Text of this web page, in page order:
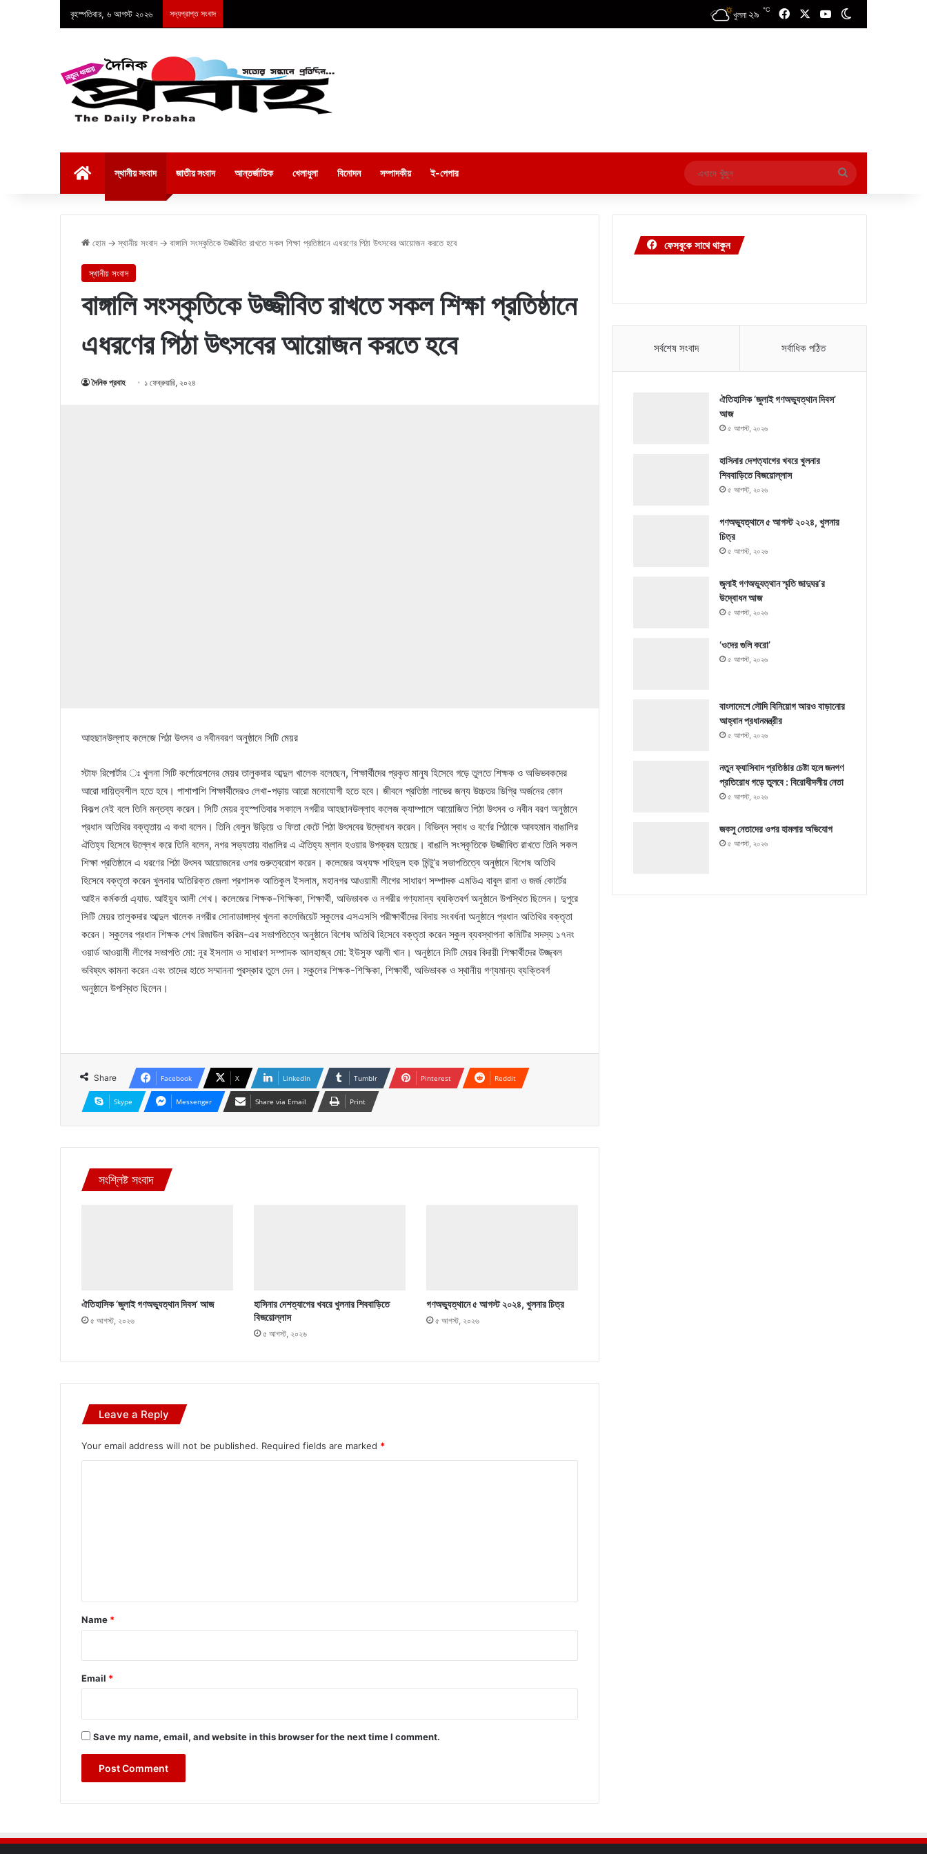
বৃহস্পতিবার, ৬ আগস্ট ২০২৬ সদ্যপ্রাপ্ত সংবাদ খুলনা ২৯ ℃ FacebookYouTube
স্থানীয় সংবাদ জাতীয় সংবাদ আন্তর্জাতিক খেলাধুলা বিনোদন সম্পাদকীয় ই-পেপার
এখানে
খুঁজুন
হোম → স্থানীয় সংবাদ → বাঙ্গালি সংস্কৃতিকে উজ্জীবিত রাখতে সকল শিক্ষা প্রতিষ্ঠানে এধরণের পিঠা উৎসবের আয়োজন করতে হবে
স্থানীয় সংবাদ
বাঙ্গালি সংস্কৃতিকে উজ্জীবিত রাখতে সকল শিক্ষা প্রতিষ্ঠানে
এধরণের পিঠা উৎসবের আয়োজন করতে হবে
দৈনিক প্রবাহ ১ ফেব্রুয়ারি, ২০২৪
আহছানউল্লাহ কলেজে পিঠা উৎসব ও নবীনবরণ অনুষ্ঠানে সিটি মেয়র
স্টাফ রিপোর্টার ঃ খুলনা সিটি কর্পোরেশনের মেয়র তালুকদার আব্দুল খালেক বলেছেন, শিক্ষার্থীদের প্রকৃত মানুষ হিসেবে গড়ে তুলতে শিক্ষক ও অভিভবকদের
আরো দায়িত্বশীল হতে হবে। পাশাপাশি শিক্ষার্থীদেরও লেখা-পড়ায় আরো মনোযোগী হতে হবে। জীবনে প্রতিষ্ঠা লাভের জন্য উচ্চতর ডিগ্রি অর্জনের কোন
বিকল্প নেই বলে তিনি মন্তব্য করেন। সিটি মেয়র বৃহস্পতিবার সকালে নগরীর আহছানউল্লাহ কলেজ ক্যাম্পাসে আয়োজিত পিঠা উৎসব ও নবীন বরণ অনুষ্ঠানে
প্রধান অতিথির বক্তৃতায় এ কথা বলেন। তিনি বেলুন উড়িয়ে ও ফিতা কেটে পিঠা উৎসবের উদ্বোধন করেন। বিভিন্ন স্বাধ ও বর্ণের পিঠাকে আবহমান বাঙালির
ঐতিহ্য হিসেবে উল্লেখ করে তিনি বলেন, নগর সভ্যতায় বাঙালির এ ঐতিহ্য ম্লান হওয়ার উপক্রম হয়েছে। বাঙালি সংস্কৃতিকে উজ্জীবিত রাখতে তিনি সকল
শিক্ষা প্রতিষ্ঠানে এ ধরণের পিঠা উৎসব আয়োজনের ওপর গুরুত্বরোপ করেন। কলেজের অধ্যক্ষ শহিদুল হক মিন্টু’র সভাপতিত্বে অনুষ্ঠানে বিশেষ অতিথি
হিসেবে বক্তৃতা করেন খুলনার অতিরিক্ত জেলা প্রশাসক আতিকুল ইসলাম, মহানগর আওয়ামী লীগের সাধারণ সম্পাদক এমডিএ বাবুল রানা ও জর্জ কোর্টের
আইন কর্মকর্তা এ্যাড. আইয়ুব আলী শেখ। কলেজের শিক্ষক-শিক্ষিকা, শিক্ষার্থী, অভিভাবক ও নগরীর গণ্যমান্য ব্যক্তিবর্গ অনুষ্ঠানে উপস্থিত ছিলেন। দুপুরে
সিটি মেয়র তালুকদার আব্দুল খালেক নগরীর সোনাডাঙ্গাস্থ খুলনা কলেজিয়েট স্কুলের এসএসসি পরীক্ষার্থীদের বিদায় সংবর্ধনা অনুষ্ঠানে প্রধান অতিথির বক্তৃতা
করেন। স্কুলের প্রধান শিক্ষক শেখ রিজাউল করিম-এর সভাপতিত্বে অনুষ্ঠানে বিশেষ অতিথি হিসেবে বক্তৃতা করেন স্কুল ব্যবস্থাপনা কমিটির সদস্য ১৭নং
ওয়ার্ড আওয়ামী লীগের সভাপতি মো: নূর ইসলাম ও সাধারণ সম্পাদক আলহাজ্ব মো: ইউসুফ আলী খান। অনুষ্ঠানে সিটি মেয়র বিদায়ী শিক্ষার্থীদের উজ্জ্বল
ভবিষ্যৎ কামনা করেন এবং তাদের হাতে সম্মাননা পুরস্কার তুলে দেন। স্কুলের শিক্ষক-শিক্ষিকা, শিক্ষার্থী, অভিভাবক ও স্থানীয় গণ্যমান্য ব্যক্তিবর্গ
অনুষ্ঠানে উপস্থিত ছিলেন।
Share Facebook X LinkedIn Tumblr Pinterest Reddit
Skype Messenger Share via Email Print
সংশ্লিষ্ট সংবাদ
ঐতিহাসিক ‘জুলাই গণঅভ্যুত্থান দিবস’ আজ
৫ আগস্ট, ২০২৬
হাসিনার দেশত্যাগের খবরে খুলনার শিববাড়িতে
বিজয়োল্লাস
৫ আগস্ট, ২০২৬
গণঅভ্যুত্থানে ৫ আগস্ট ২০২৪, খুলনার চিত্র
৫ আগস্ট, ২০২৬
Leave a Reply
Your email address will not be published. Required fields are marked *
*
Name *
Email *
Save my name, email, and website in this browser for the next time I comment.
ফেসবুকে সাথে থাকুন
সর্বশেষ সংবাদ সর্বাধিক পঠিত
ঐতিহাসিক ‘জুলাই গণঅভ্যুত্থান দিবস’
আজ
৫ আগস্ট, ২০২৬
হাসিনার দেশত্যাগের খবরে খুলনার
শিববাড়িতে বিজয়োল্লাস
৫ আগস্ট, ২০২৬
গণঅভ্যুত্থানে ৫ আগস্ট ২০২৪, খুলনার
চিত্র
৫ আগস্ট, ২০২৬
জুলাই গণঅভ্যুত্থান স্মৃতি জাদুঘর’র
উদ্বোধন আজ
৫ আগস্ট, ২০২৬
‘ওদের গুলি করো’
৫ আগস্ট, ২০২৬
বাংলাদেশে সৌদি বিনিয়োগ আরও বাড়ানোর
আহ্বান প্রধানমন্ত্রীর
৫ আগস্ট, ২০২৬
নতুন ফ্যাসিবাদ প্রতিষ্ঠার চেষ্টা হলে জনগণ
প্রতিরোধ গড়ে তুলবে : বিরোধীদলীয় নেতা
৫ আগস্ট, ২০২৬
জকসু নেতাদের ওপর হামলার অভিযোগ
৫ আগস্ট, ২০২৬